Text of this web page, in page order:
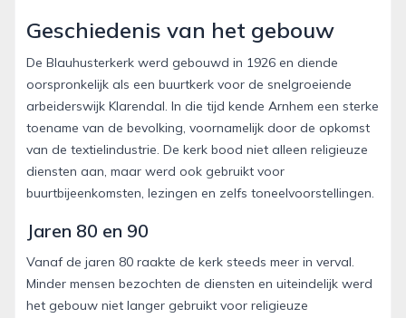
Geschiedenis van het gebouw
De Blauhusterkerk werd gebouwd in 1926 en diende
oorspronkelijk als een buurtkerk voor de snelgroeiende
arbeiderswijk Klarendal. In die tijd kende Arnhem een sterke
toename van de bevolking, voornamelijk door de opkomst
van de textielindustrie. De kerk bood niet alleen religieuze
diensten aan, maar werd ook gebruikt voor
buurtbijeenkomsten, lezingen en zelfs toneelvoorstellingen.
Jaren 80 en 90
Vanaf de jaren 80 raakte de kerk steeds meer in verval.
Minder mensen bezochten de diensten en uiteindelijk werd
het gebouw niet langer gebruikt voor religieuze